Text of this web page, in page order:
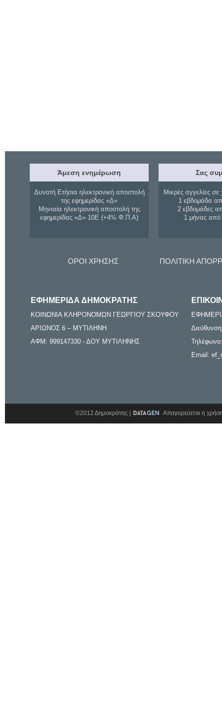
Άμεση ενημέρωση
Δυνατή Ετήσια ηλεκτρονική αποστολή
της εφημερίδας «Δ»
Μηνιαία ηλεκτρονική αποστολή της
εφημερίδας «Δ» 10Ε (+4% Φ.Π.Α)
Σας
Μικρές αγγελίες σε
1 εβδομάδα
2 εβδομάδες
1 μήνας
ΟΡΟΙ ΧΡΗΣΗΣ ΠΟΛΙΤΙΚΗ
ΕΦΗΜΕΡΙΔΑ ΔΗΜΟΚΡΑΤΗΣ
ΚΟΙΝΩΝΙΑ ΚΛΗΡΟΝΟΜΩΝ ΓΕΩΡΓΙΟΥ ΣΚΟΥΦΟΥ
ΑΡΙΩΝΟΣ 6 – ΜΥΤΙΛΗΝΗ
ΑΦΜ: 999147330 - ΔΟΥ ΜΥΤΙΛΗΝΗΣ
Email:
©2012 Δημοκράτης | Απαγορεύεται η